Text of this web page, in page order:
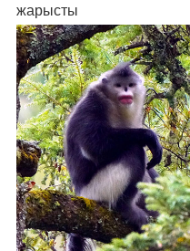
жарысты